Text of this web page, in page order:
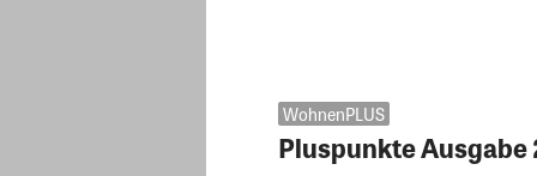
WohnenPLUS
Pluspunkte Ausgabe